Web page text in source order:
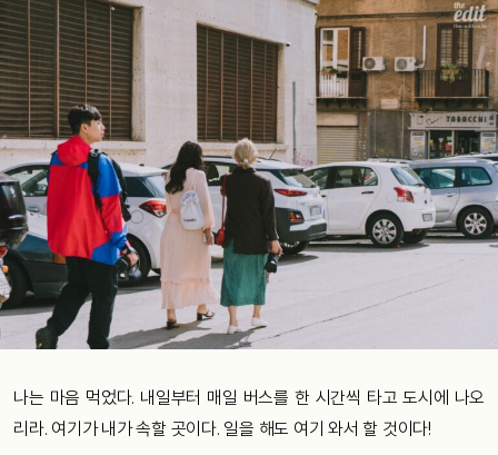
나는 마음 먹었다. 내일부터 매일 버스를 한 시간씩 타고 도시에 나오
리라. 여기가 내가 속할 곳이다. 일을 해도 여기 와서 할 것이다!